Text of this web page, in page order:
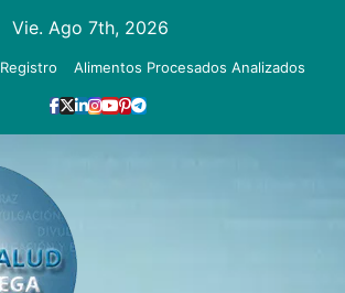
Vie. Ago 7th, 2026
Registro Alimentos Procesados Analizados